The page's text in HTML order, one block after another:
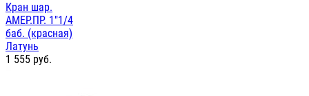
Кран шар.
АМЕР.ПР. 1"1/4
баб. (красная)
Латунь
1 555 руб.